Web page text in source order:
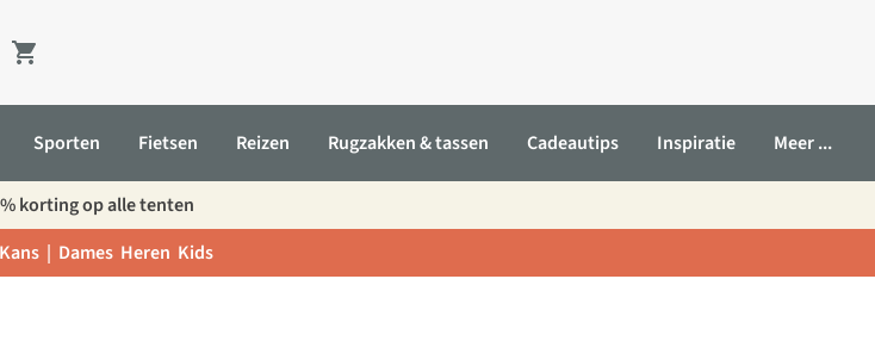
Shopping cart
Sporten Fietsen Reizen Rugzakken & tassen Cadeautips Inspiratie Meer ...
korting op alle tenten
| Dames Heren Kids